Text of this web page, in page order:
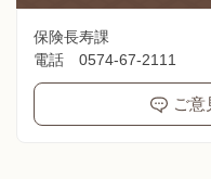
保険長寿課
電話 0574-67-2111
ご意